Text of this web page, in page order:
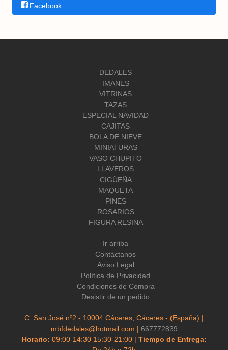
Facebook
DEDALES
IMANES
VITRINAS
TAZAS
ESPECIAL NAVIDAD
CAJITAS
BOLA DE NIEVE
MINIATURAS
VASO CHUPITO
LLAVEROS
CIGÜEÑA
MAQUETA
PINES
ROSARIOS
FIGURA RESINA
Ir arriba
Contáctanos
Aviso Legal
Política de Privacidad
Condiciones de Compra
Desistir de un pedido
C. San José nº2 - 10004 Cáceres, Cáceres - (España) |
mbfdedales@hotmail.com | 667772839
Horario: 09:00-14:30 15:30-21:00 | Tiempo de Entrega: